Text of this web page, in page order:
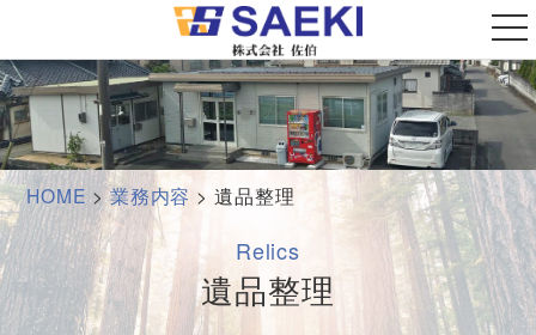
t
o
g
g
l
e
v
i
a
t
i
n
HOME>業務内容 >遺品整理
Relics
遺品整理